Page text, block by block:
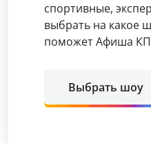
спортивные,
выбрать на какое
поможет Афиша
Выбрать шоу